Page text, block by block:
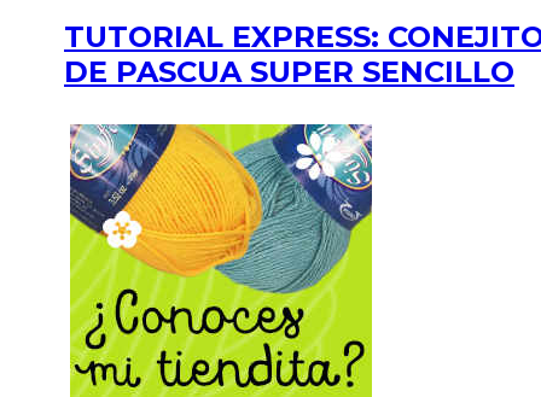
TUTORIAL EXPRESS:
DE PASCUA SUPER SENCILLO